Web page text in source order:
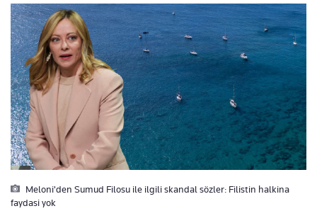
Meloni'den Sumud Filosu ile ilgili skandal sözler: Filistin halkina
faydasi yok